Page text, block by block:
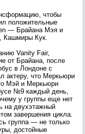
чтобы
положительные
— Брайана Мэя и
Кашмиры Кук.
Vanity Fair,
от Брайана, после
в Лондоне с
актеру, что Меркьюри
Мэй и Меркьюри
№9 каждый день,
у группы еще нет
на двухэтажный
завершения цикла.
группа — не только
достойные